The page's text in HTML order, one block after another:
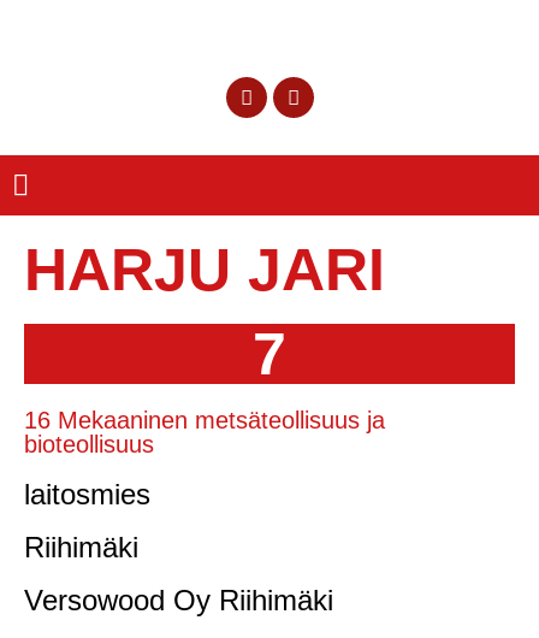
HARJU JARI
7
16 Mekaaninen metsäteollisuus ja
bioteollisuus
laitosmies
Riihimäki
Versowood Oy Riihimäki